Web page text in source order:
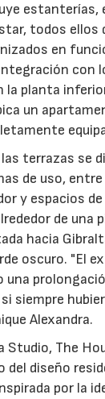
estanterías,
todos ellos
en
con
la planta
un
terrazas se
de uso, entre
y espacios
de una
hacia
oscuro. "El
una
siempre
Alexandra.
Studio, The
del diseño
por la